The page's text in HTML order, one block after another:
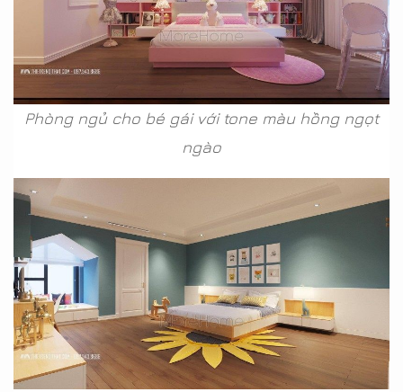
Phòng ngủ cho bé gái với tone màu hồng ngọt
ngào